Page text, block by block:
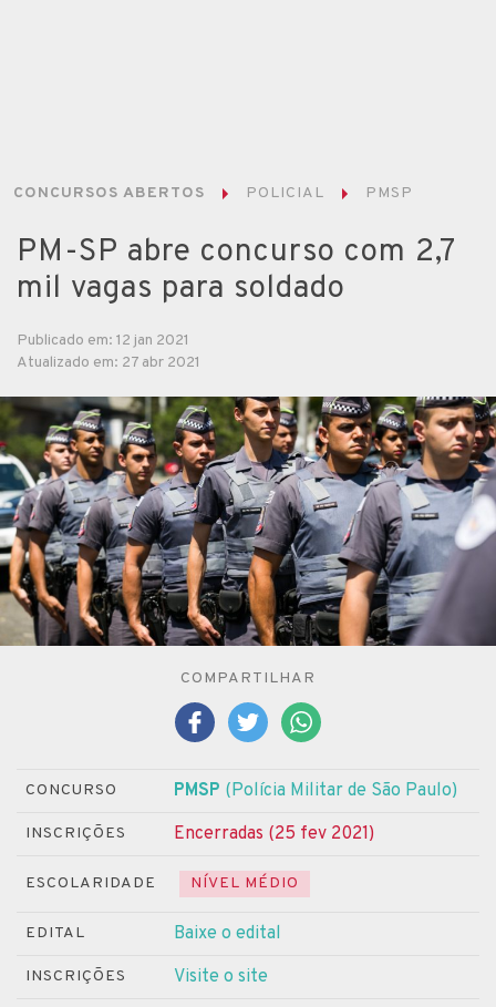
CONCURSOS ABERTOS POLICIAL PMSP
PM-SP abre concurso com 2,7
mil vagas para soldado
Publicado em: 12 jan 2021
Atualizado em: 27 abr 2021
COMPARTILHAR
CONCURSO PMSP (Polícia Militar de São Paulo)
INSCRIÇÕES Encerradas (25 fev 2021)
ESCOLARIDADE NÍVEL MÉDIO
EDITAL Baixe o edital
INSCRIÇÕES Visite o site